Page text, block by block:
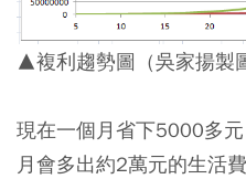
▲複利趨勢圖（吳家揚製
現在一個月省下5000多
月會多出約2萬元的生活費